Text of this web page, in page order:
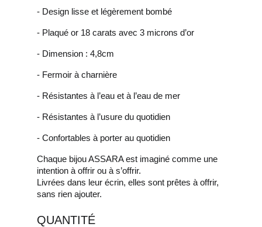
- Design lisse et légèrement bombé
- Plaqué or 18 carats avec 3 microns d’or
- Dimension : 4,8cm
- Fermoir à charnière
- Résistantes à l’eau et à l’eau de mer
- Résistantes à l’usure du quotidien
- Confortables à porter au quotidien
Chaque bijou ASSARA est imaginé comme une
intention à offrir ou à s’offrir.
Livrées dans leur écrin, elles sont prêtes à offrir,
sans rien ajouter.
QUANTITÉ